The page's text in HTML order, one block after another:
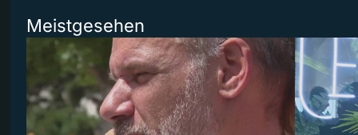
Meistgesehen